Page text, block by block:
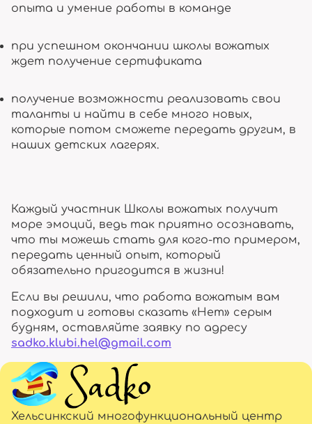
опыта и умение работы в команде
при успешном окончании школы вожатых
ждет получение сертификата
получение возможности реализовать свои
таланты и найти в себе много новых,
которые потом сможете передать другим, в
наших детских лагерях.
Каждый участник Школы вожатых получит
море эмоций, ведь так приятно осознавать,
что ты можешь стать для кого-то примером,
передать ценный опыт, который
обязательно пригодится в жизни!
Если вы решили, что работа вожатым вам
подходит и готовы сказать «Нет» серым
будням, оставляйте заявку по адресу
sadko.klubi.hel@gmail.com
Хельсинкский многофункциональный центр